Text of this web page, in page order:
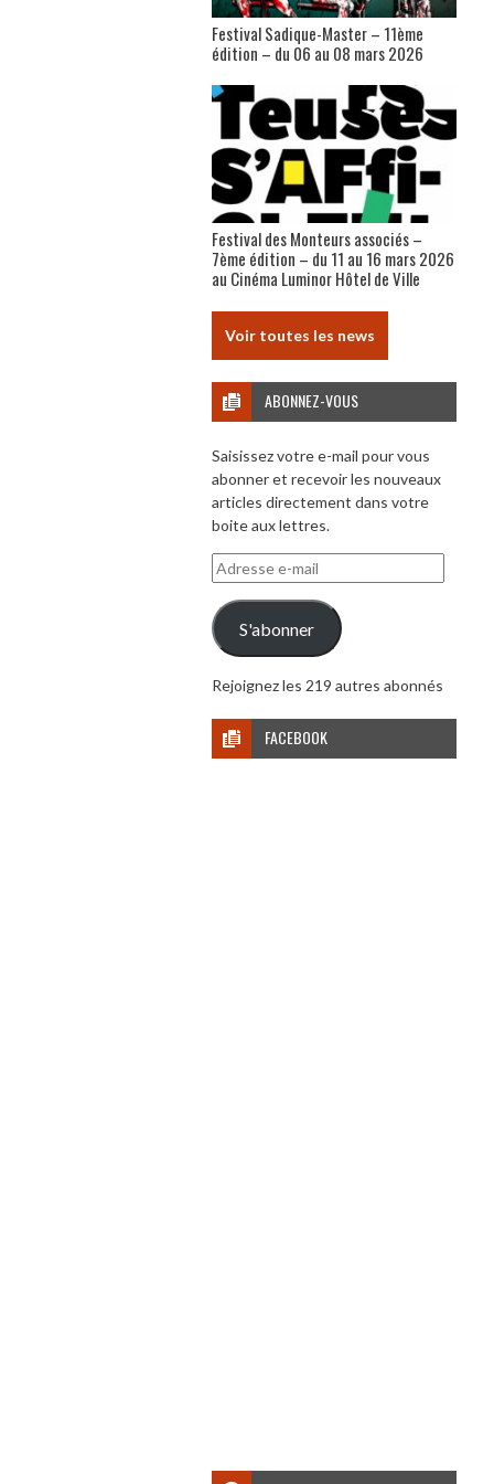
Festival Sadique-Master – 11ème
édition – du 06 au 08 mars 2026
Festival des Monteurs associés –
7ème édition – du 11 au 16 mars 2026
au Cinéma Luminor Hôtel de Ville
Voir toutes les news
ABONNEZ-VOUS
Saisissez votre e-mail pour vous
abonner et recevoir les nouveaux
articles directement dans votre
boite aux lettres.
Adresse
e-
mail
S'abonner
Rejoignez les 219 autres abonnés
FACEBOOK